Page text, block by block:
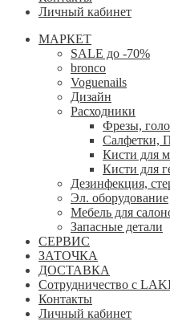
Личный кабинет
МАРКЕТ
SALE до -70%
bronco
Voguenails
Дизайн
Расходники
Фрезы,
Салфетки,
Кисти для
Кисти для
Дезинфекция,
Эл. оборудование
Мебель для
Запасные детали
СЕРВИС
ЗАТОЧКА
ДОСТАВКА
Сотрудничество с
Контакты
Личный кабинет